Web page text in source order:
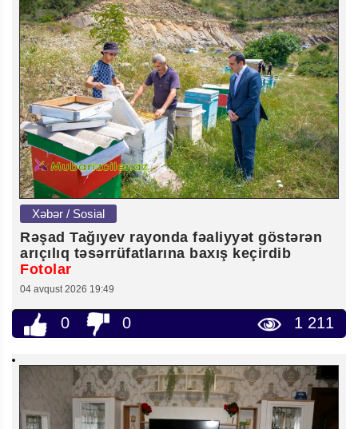
Xəbər / Sosial
Rəşad Tağıyev rayonda fəaliyyət göstərən
arıçılıq təsərrüfatlarına baxış keçirdib
Fotolar
04 avqust 2026 19:49
0 0 1 211